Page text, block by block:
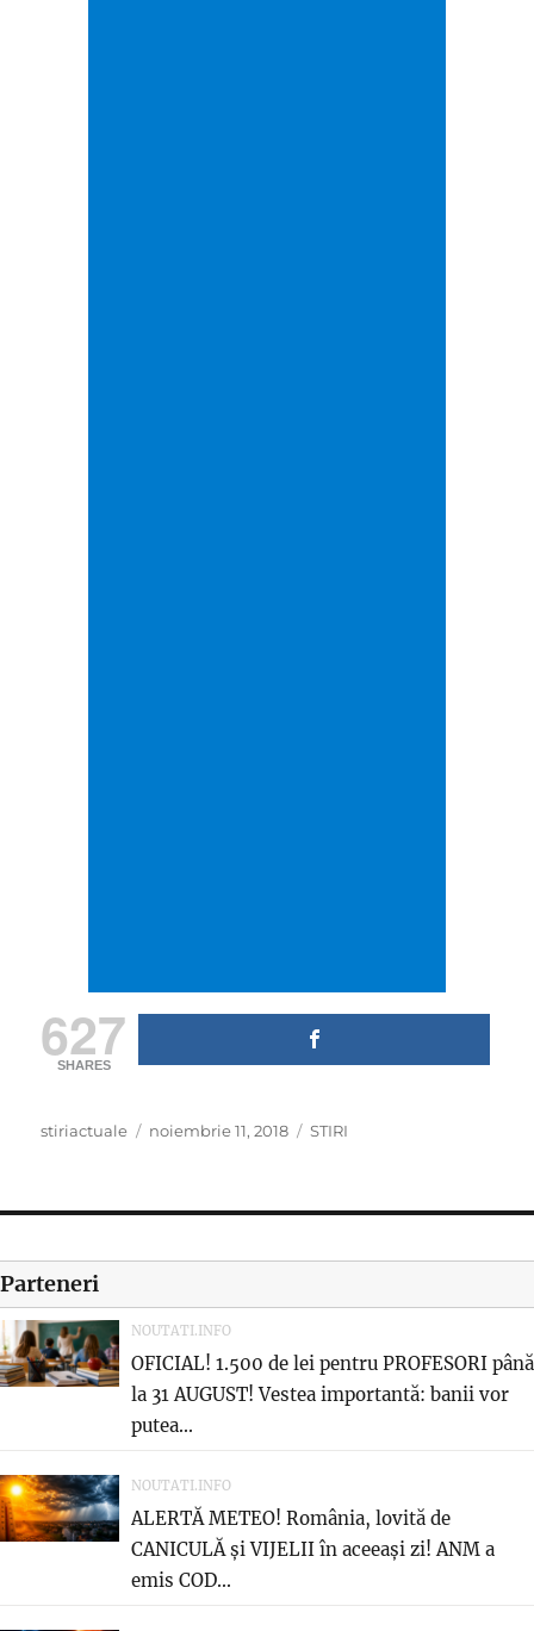
627
SHARES
Author
stiriactuale
Posted
noiembrie 11, 2018 Categories
STIRI
Parteneri
NOUTATI.INFO
OFICIAL! 1.500 de lei pentru PROFESORI până
la 31 AUGUST! Vestea importantă: banii vor
putea...
NOUTATI.INFO
ALERTĂ METEO! România, lovită de
CANICULĂ și VIJELII în aceeași zi! ANM a
emis COD...